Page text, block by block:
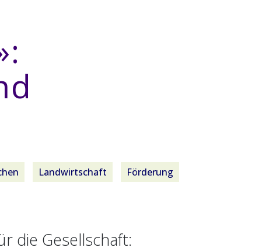
Landwirtschaft Förderung
die Gesellschaft: